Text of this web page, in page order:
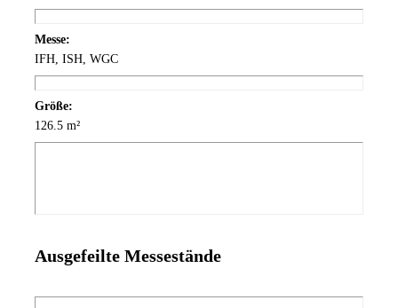
Messe:
IFH, ISH, WGC
Größe:
126.5 m²
Ausgefeilte Messestände